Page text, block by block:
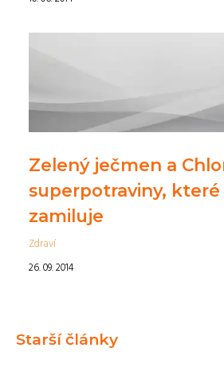
Zelený ječmen a
superpotraviny, které
zamiluje
Zdraví
26. 09. 2014
Starší články